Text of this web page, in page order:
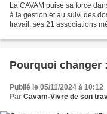
La CAVAM puise sa force
à la gestion et au suivi des
travail, ses 21 associations
Pourquoi changer
Publié le 05/11/2024 à 10:12
Par Cavam-Vivre de son